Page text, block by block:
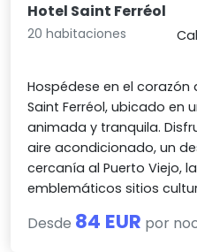
Hotel Saint Ferréol
20 habitaciones
Hospédese en el corazón
Saint Ferréol, ubicado en
animada y tranquila.
aire acondicionado, un
cercanía al Puerto Viejo,
emblemáticos sitios
Desde 84 EUR por